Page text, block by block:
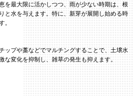
を最大限に活かしつつ、雨が少ない時期は、根
と水を与えます。特に、新芽が展開し始める時
。
ップや藁などでマルチングすることで、土壌水
な変化を抑制し、雑草の発生も抑えます。